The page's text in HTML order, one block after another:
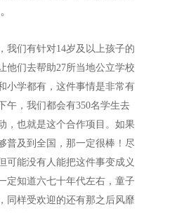
我们有针对14岁及以上孩子的
他们去帮助27所当地公立学校
小学都有，这件事情是非常有
午，我们都会有350名学生去
，也就是这个合作项目。如果
普及到全国，那一定很棒！尽
可能没有人能把这件事变成义
定知道六七十年代左右，童子
同样受欢迎的还有那之后风靡